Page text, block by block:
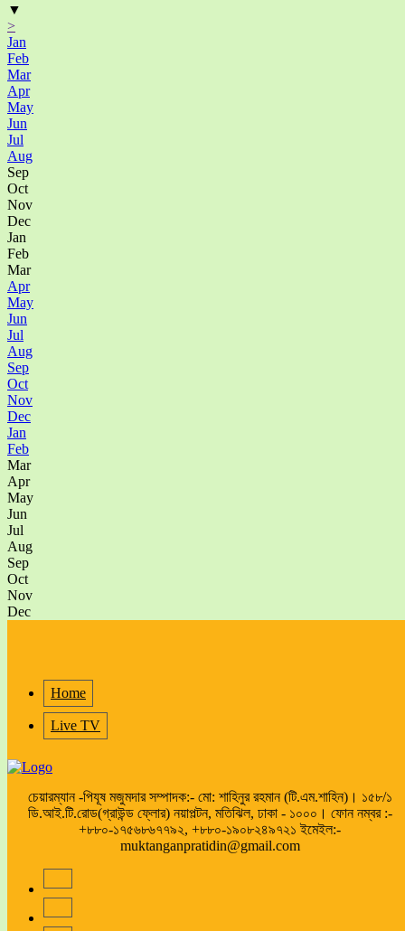
▼
>
Jan
Feb
Mar
Apr
May
Jun
Jul
Aug
Sep
Oct
Nov
Dec
Jan
Feb
Mar
Apr
May
Jun
Jul
Aug
Sep
Oct
Nov
Dec
Jan
Feb
Mar
Apr
May
Jun
Jul
Aug
Sep
Oct
Nov
Dec
Home
Live TV
চেয়ারম্যান -পিযূষ মজুমদার সম্পাদক:- মো: শাহিনুর রহমান (টি.এম.শাহিন)। ১৫৮/১
ডি.আই.টি.রোড(গ্রাউন্ড ফ্লোর) নয়াপল্টন, মতিঝিল, ঢাকা - ১০০০। ফোন নম্বর :-
+৮৮০-১৭৫৬৮৬৭৭৯২, +৮৮০-১৯০৮২৪৯৭২১ ইমেইল:-
muktanganpratidin@gmail.com